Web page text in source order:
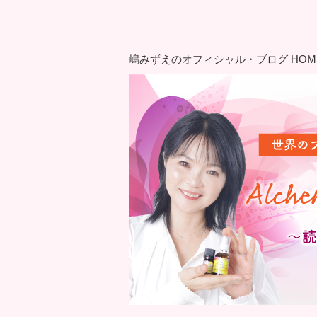
嶋みずえのオフィシャル・ブログ